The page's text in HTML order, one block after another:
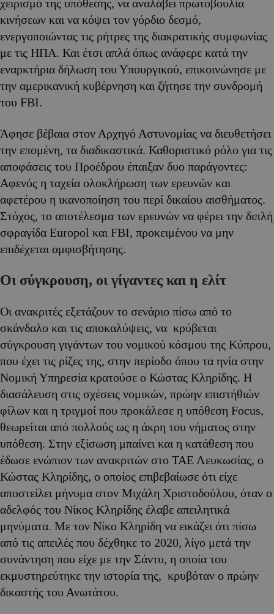
χειρισμό της υπόθεσης, να αναλάβει πρωτοβουλία
κινήσεων και να κόψει τον γόρδιο δεσμό,
ενεργοποιώντας τις ρήτρες της διακρατικής συμφωνίας
με τις ΗΠΑ. Και έτσι απλά όπως ανάφερε κατά την
εναρκτήρια δήλωση του Υπουργικού, επικοινώνησε με
την αμερικανική κυβέρνηση και ζήτησε την συνδρομή
του FBI.
Άφησε βέβαια στον Αρχηγό Αστυνομίας να διευθετήσει
την επομένη, τα διαδικαστικά. Καθοριστικό ρόλο για τις
αποφάσεις του Προέδρου έπαιξαν δυο παράγοντες:
Αφενός η ταχεία ολοκλήρωση των ερευνών και
αφετέρου η ικανοποίηση του περί δικαίου αισθήματος.
Στόχος, το αποτέλεσμα των ερευνών να φέρει την διπλή
σφραγίδα Europol και FBI, προκειμένου να μην
επιδέχεται αμφισβήτησης.
Οι σύγκρουση, οι γίγαντες και η ελίτ
Οι ανακριτές εξετάζουν το σενάριο πίσω από το
σκάνδαλο και τις αποκαλύψεις, να κρύβεται
σύγκρουση γιγάντων του νομικού κόσμου της Κύπρου,
που έχει τις ρίζες της, στην περίοδο όπου τα ηνία στην
Νομική Υπηρεσία κρατούσε ο Κώστας Κληρίδης. Η
διασάλευση στις σχέσεις νομικών, πρώην επιστήθιών
φίλων και η τριγμοί που προκάλεσε η υπόθεση Focus,
θεωρείται από πολλούς ως η άκρη του νήματος στην
υπόθεση. Στην εξίσωση μπαίνει και η κατάθεση που
έδωσε ενώπιον των ανακριτών στο ΤΑΕ Λευκωσίας, ο
Κώστας Κληρίδης, ο οποίος επιβεβαίωσε ότι είχε
αποστείλει μήνυμα στον Μιχάλη Χριστοδούλου, όταν ο
αδελφός του Νίκος Κληρίδης έλαβε απειλητικά
μηνύματα. Με τον Νίκο Κληρίδη να εικάζει ότι πίσω
από τις απειλές που δέχθηκε το 2020, λίγο μετά την
συνάντηση που είχε με την Σάντυ, η οποία του
εκμυστηρεύτηκε την ιστορία της, κρυβόταν ο πρώην
δικαστής του Ανωτάτου.